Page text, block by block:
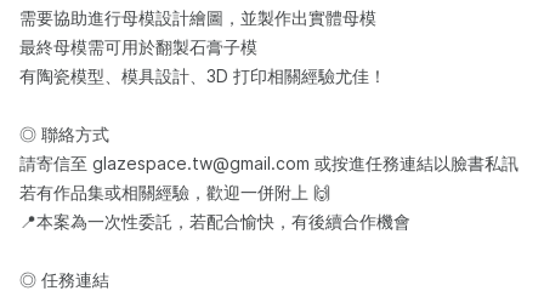
需要協助進行母模設計繪圖，並製作出實體母模
最終母模需可用於翻製石膏子模
有陶瓷模型、模具設計、3D 打印相關經驗尤佳！
◎ 聯絡方式
請寄信至 glazespace.tw@gmail.com 或按進任務連結以臉書私訊
若有作品集或相關經驗，歡迎一併附上 🙌
📍本案為一次性委託，若配合愉快，有後續合作機會
◎ 任務連結